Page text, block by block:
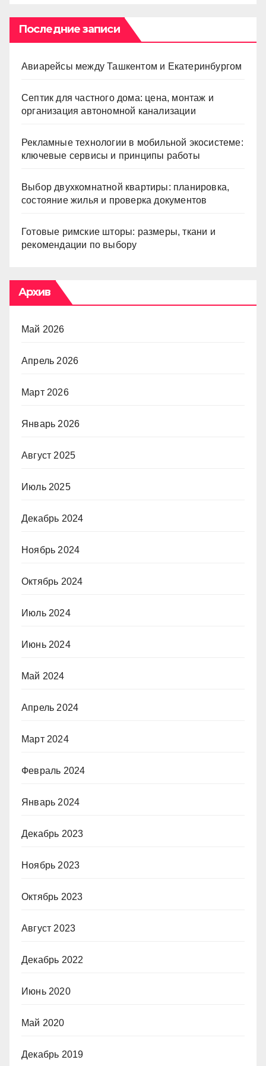
Последние записи
Авиарейсы между Ташкентом и Екатеринбургом
Септик для частного дома: цена, монтаж и
организация автономной канализации
Рекламные технологии в мобильной экосистеме:
ключевые сервисы и принципы работы
Выбор двухкомнатной квартиры: планировка,
состояние жилья и проверка документов
Готовые римские шторы: размеры, ткани и
рекомендации по выбору
Архив
Май 2026
Апрель 2026
Март 2026
Январь 2026
Август 2025
Июль 2025
Декабрь 2024
Ноябрь 2024
Октябрь 2024
Июль 2024
Июнь 2024
Май 2024
Апрель 2024
Март 2024
Февраль 2024
Январь 2024
Декабрь 2023
Ноябрь 2023
Октябрь 2023
Август 2023
Декабрь 2022
Июнь 2020
Май 2020
Декабрь 2019